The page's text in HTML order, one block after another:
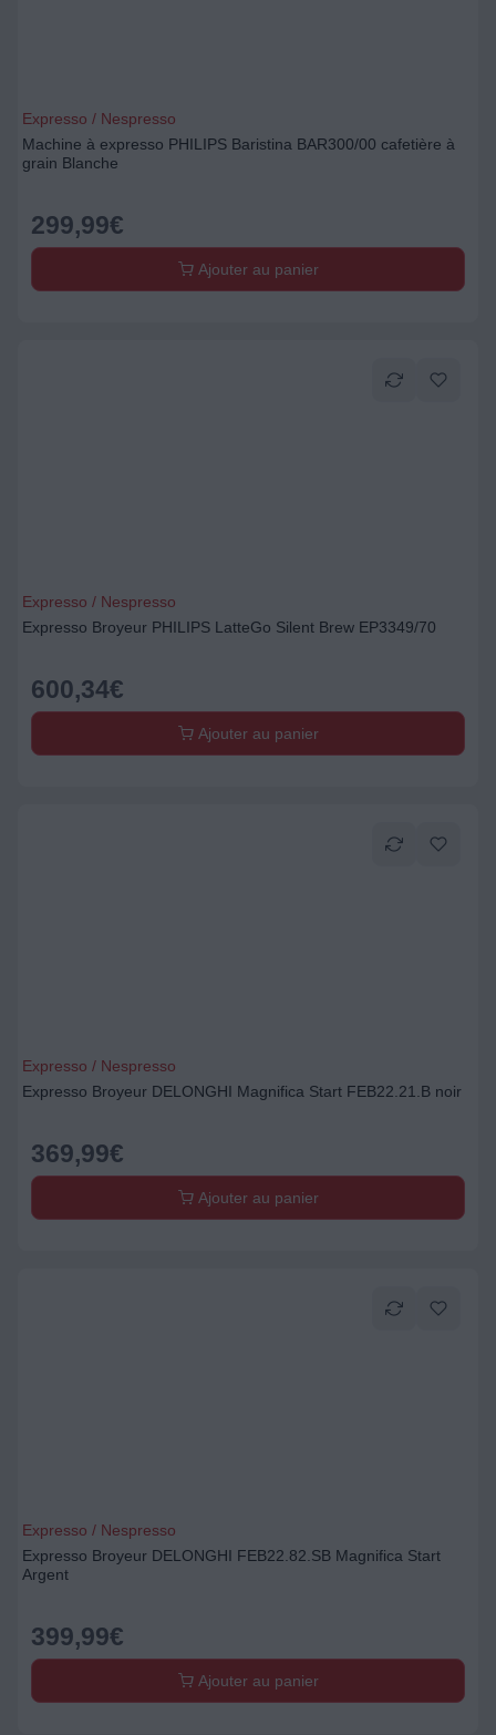
Expresso / Nespresso
Machine à expresso PHILIPS Baristina BAR300/00 cafetière à
grain Blanche
299,99€
Ajouter au panier
Expresso / Nespresso
Expresso Broyeur PHILIPS LatteGo Silent Brew EP3349/70
600,34€
Ajouter au panier
Expresso / Nespresso
Expresso Broyeur DELONGHI Magnifica Start FEB22.21.B noir
369,99€
Ajouter au panier
Expresso / Nespresso
Expresso Broyeur DELONGHI FEB22.82.SB Magnifica Start
Argent
399,99€
Ajouter au panier